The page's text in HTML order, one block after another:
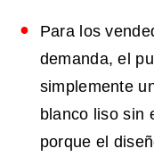
Para los
demanda, el
simplemente
blanco liso sin
porque el